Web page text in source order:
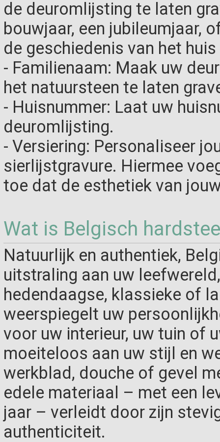
de deuromlijsting te laten
bouwjaar, een jubileumjaar,
de geschiedenis van het
- Familienaam: Maak uw
het natuursteen te laten
- Huisnummer: Laat uw
deuromlijsting.
- Versiering: Personaliseer
sierlijstgravure. Hiermee
toe dat de esthetiek van
Wat is Belgisch
Natuurlijk en authentiek,
uitstraling aan uw
hedendaagse, klassieke of
weerspiegelt uw
voor uw interieur, uw tuin of
moeiteloos aan uw stijl en
werkblad, douche of gevel
edele materiaal – met een
jaar – verleidt door zijn
authenticiteit.